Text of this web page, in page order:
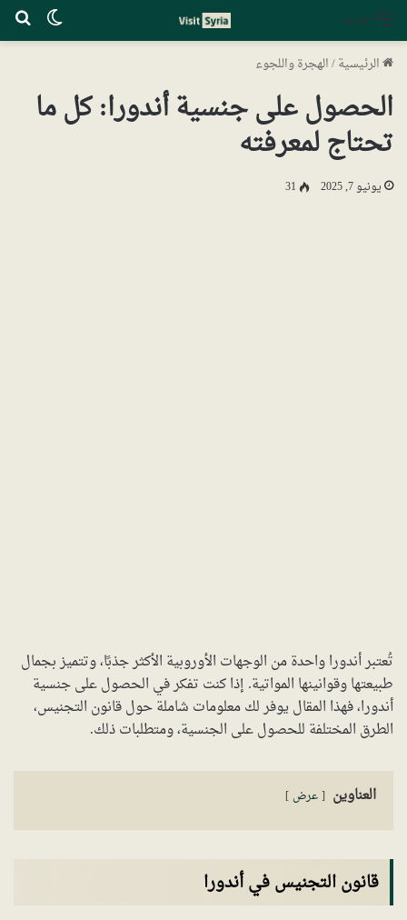
القائمة
الرئيسية/الهجرة واللجوء
الحصول على جنسية أندورا: كل ما
تحتاج لمعرفته
يونيو 7, 2025 31
تُعتبر أندورا واحدة من الوجهات الأوروبية الأكثر جذبًا، وتتميز بجمال
طبيعتها وقوانينها المواتية. إذا كنت تفكر في الحصول على جنسية
أندورا، فهذا المقال يوفر لك معلومات شاملة حول قانون التجنيس،
الطرق المختلفة للحصول على الجنسية، ومتطلبات ذلك.
العناوين عرض
قانون التجنيس في أندورا